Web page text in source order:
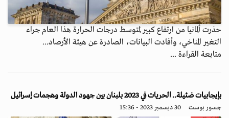
حذرت ألمانيا من ارتفاع كبير لمتوسط درجات الحرارة هذا العام جراء
التغير المناخي، وأفادت البيانات، الصادرة عن هيئة الأرصاد...
متابعة القراءة ...
بإيجابيات ضئيلة.. الحريات في 2023 بلبنان بين جهود الدولة وهجمات إسرائيل
جسور بوست 30 ديسمبر 2023 - 15:36